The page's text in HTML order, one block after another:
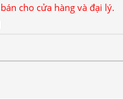
cho cửa hàng và đại lý.